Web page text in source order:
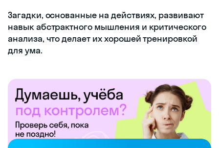
Загадки, основанные на действиях, развивают
навык абстрактного мышления и критического
анализа, что делает их хорошей тренировкой
для ума.